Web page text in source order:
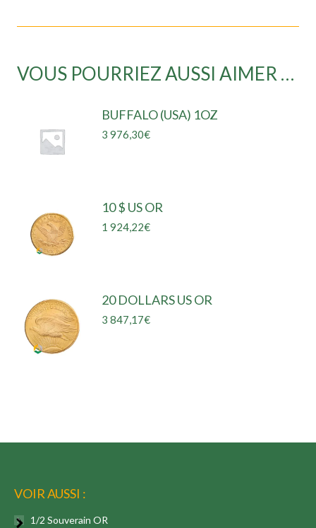
VOUS POURRIEZ AUSSI AIMER …
BUFFALO (USA) 1OZ
3 976,30€
10 $ US OR
1 924,22€
20 DOLLARS US OR
3 847,17€
VOIR AUSSI :
1/2 Souverain OR